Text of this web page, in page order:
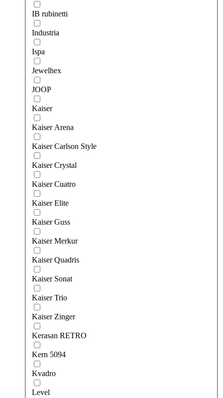
IB rubinetti
Industria
Ispa
Jewelhex
JOOP
Kaiser
Kaiser Arena
Kaiser Carlson Style
Kaiser Crystal
Kaiser Cuatro
Kaiser Elite
Kaiser Guss
Kaiser Merkur
Kaiser Quadris
Kaiser Sonat
Kaiser Trio
Kaiser Zinger
Kerasan RETRO
Kern 5094
Kvadro
Level